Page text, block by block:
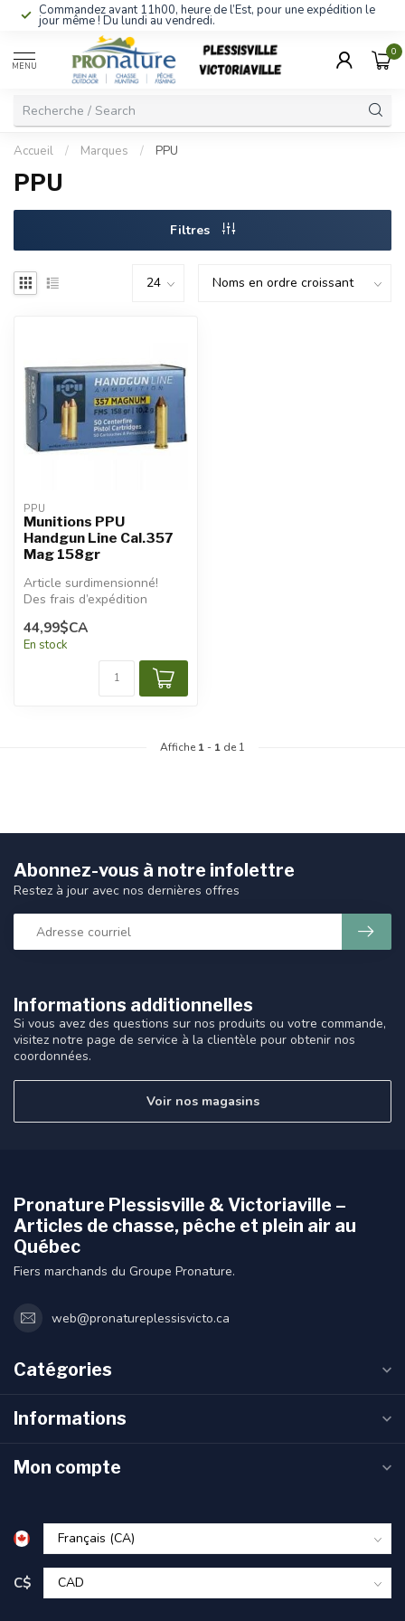
Commandez avant 11h00, heure de l’Est, pour une expédition le
jour même ! Du lundi au vendredi.
MENU
0
Accueil / Marques / PPU
PPU
Filtres
PPU
Munitions PPU
Handgun Line Cal.357
Mag 158gr
Article surdimensionné!
Des frais d’expédition
additionnels seront
appliqués.
44,99$CA
En stock
Affiche 1 - 1 de 1
Informations additionnelles
Si vous avez des questions sur nos produits ou votre commande,
visitez notre page de service à la clientèle pour obtenir nos
coordonnées.
Voir nos magasins
Abonnez-vous à notre infolettre
Restez à jour avec nos dernières offres
Pronature Plessisville & Victoriaville –
Articles de chasse, pêche et plein air au
Québec
Fiers marchands du Groupe Pronature.
web@pronatureplessisvicto.ca
Catégories
Informations
Mon compte
C$